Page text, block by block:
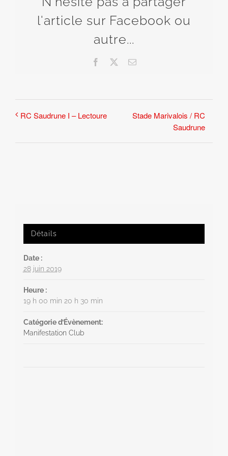
l'article sur Facebook ou
autre...
Facebook Email
RC Saudrune I – Lectoure
Stade Marivalois / RC
Saudrune
Détails
Date :
28 juin 2019
Heure :
19 h 00 min 20 h 30 min
Catégorie d’Évènement:
Manifestation Club